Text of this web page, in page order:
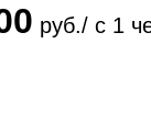
руб./ с 1